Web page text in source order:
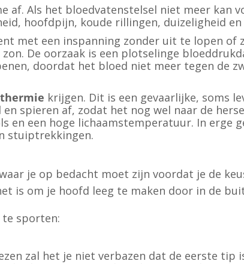
af. Als het bloedvatenstelsel niet meer kan
hoofdpijn, koude rillingen, duizeligheid
met een inspanning zonder uit te lopen of
De oorzaak is een plotselinge
doordat het bloed niet meer tegen de
krijgen. Dit is een gevaarlijke, soms
spieren af, zodat het nog wel naar de
en een hoge lichaamstemperatuur. In erge
stuiptrekkingen.
je op bedacht moet zijn voordat je de
is om je hoofd leeg te maken door in de
te sporten:
zal het je niet verbazen dat de eerste tip